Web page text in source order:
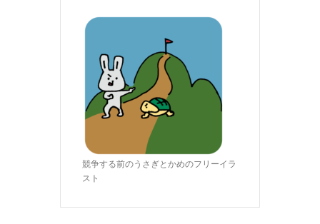
競争する前のうさぎとかめのフリーイラ
スト